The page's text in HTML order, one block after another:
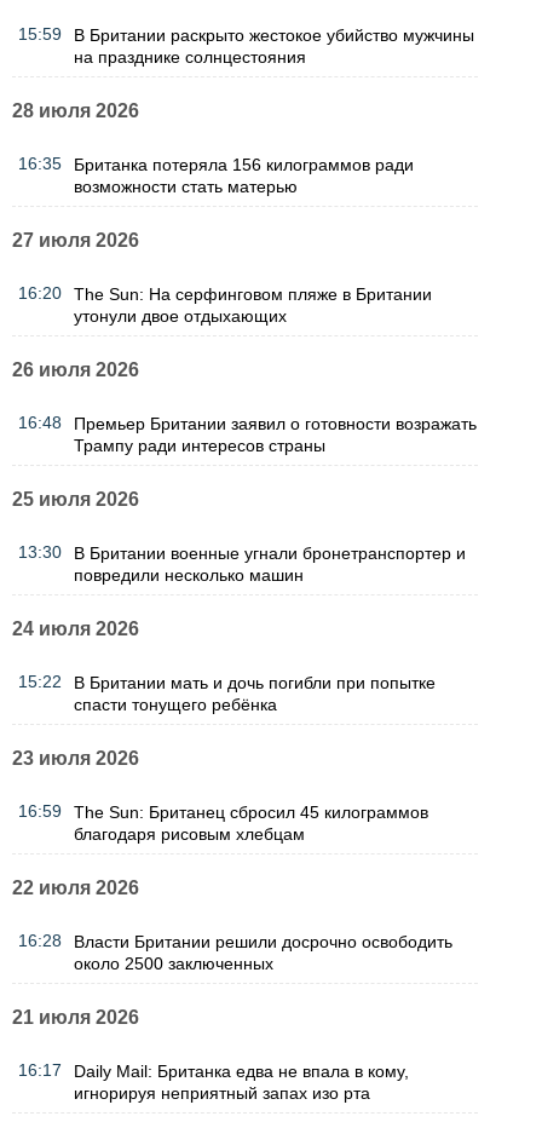
15:59
В Британии раскрыто жестокое убийство мужчины
на празднике солнцестояния
28 июля 2026
16:35
Британка потеряла 156 килограммов ради
возможности стать матерью
27 июля 2026
16:20
The Sun: На серфинговом пляже в Британии
утонули двое отдыхающих
26 июля 2026
16:48
Премьер Британии заявил о готовности возражать
Трампу ради интересов страны
25 июля 2026
13:30
В Британии военные угнали бронетранспортер и
повредили несколько машин
24 июля 2026
15:22
В Британии мать и дочь погибли при попытке
спасти тонущего ребёнка
23 июля 2026
16:59
The Sun: Британец сбросил 45 килограммов
благодаря рисовым хлебцам
22 июля 2026
16:28
Власти Британии решили досрочно освободить
около 2500 заключенных
21 июля 2026
16:17
Daily Mail: Британка едва не впала в кому,
игнорируя неприятный запах изо рта